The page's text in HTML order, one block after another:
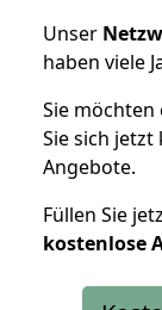
Unser
haben viele
Sie möchten
Sie sich
Angebote.
Füllen Sie
kostenlose